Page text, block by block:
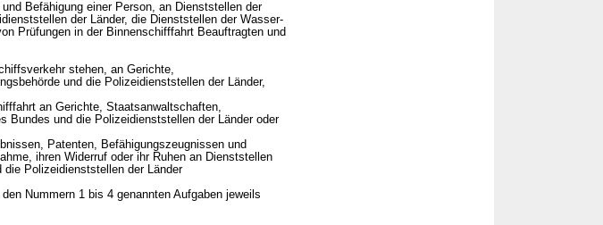
Befähigung einer Person, an Dienststellen der
der Länder, die Dienststellen der Wasser-
Prüfungen in der Binnenschifffahrt Beauftragten und
stehen, an Gerichte,
und die Polizeidienststellen der Länder,
an Gerichte, Staatsanwaltschaften,
Bundes und die Polizeidienststellen der Länder oder
Patenten, Befähigungszeugnissen und
ihren Widerruf oder ihr Ruhen an Dienststellen
Polizeidienststellen der Länder
Nummern 1 bis 4 genannten Aufgaben jeweils